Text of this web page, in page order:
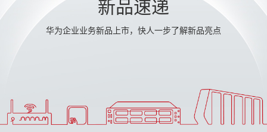
新品速递
华为企业业务新品上市，快人一步了解新品亮点